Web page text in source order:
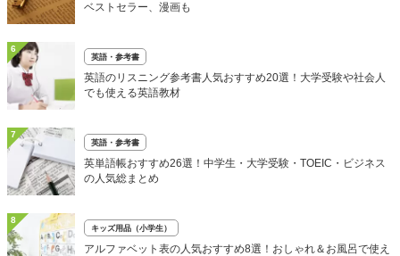
ベストセラー、漫画も
6
英語・参考書
英語のリスニング参考書人気おすすめ20選！大学受験や社会人
でも使える英語教材
7
英語・参考書
英単語帳おすすめ26選！中学生・大学受験・TOEIC・ビジネス
の人気総まとめ
8
キッズ用品（小学生）
アルファベット表の人気おすすめ8選！おしゃれ＆お風呂で使え